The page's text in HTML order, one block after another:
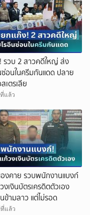
รวบ 2 สาวคดีใหญ่ ส่ง
ซ่อนในครีมกันแดด ปลาย
เตรเลีย
แล้ว
งคาย รวบพนักงานแบงก์
งเงินบัตรเครดิตตัวเอง
ข้ามลาว แต่ไม่รอด
แล้ว